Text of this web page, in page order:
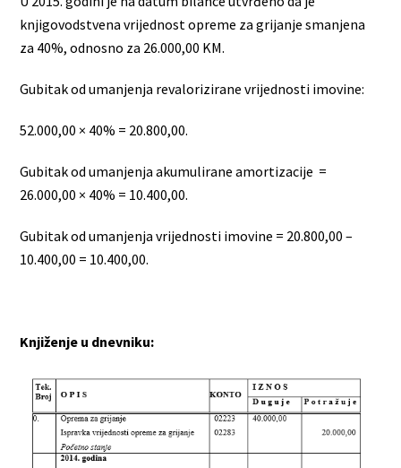
knjigovodstvena vrijednost opreme za grijanje smanjena
za 40%, odnosno za 26.000,00 KM.
Gubitak od umanjenja revalorizirane vrijednosti imovine:
52.000,00 × 40% = 20.800,00.
Gubitak od umanjenja akumulirane amortizacije =
26.000,00 × 40% = 10.400,00.
Gubitak od umanjenja vrijednosti imovine = 20.800,00 –
10.400,00 = 10.400,00.
Knjiženje u dnevniku: